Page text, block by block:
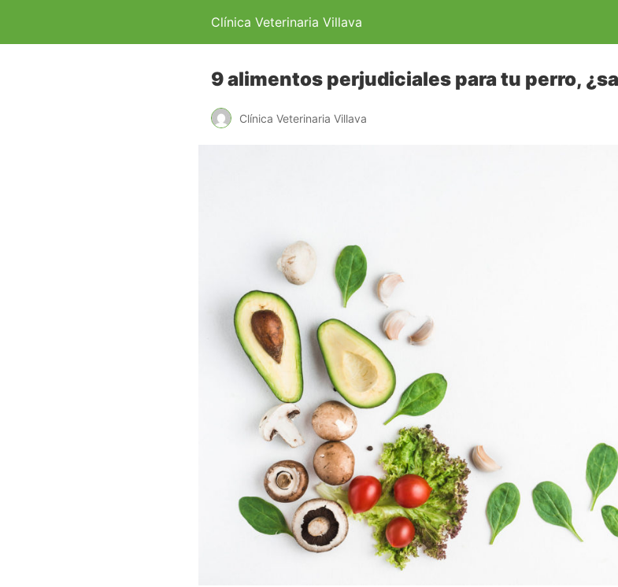
Clínica Veterinaria Villava
9 alimentos perjudiciales para tu perro,
Clínica Veterinaria Villava